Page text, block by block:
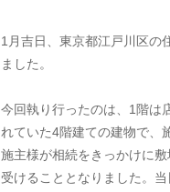
1月吉日、東京都江戸川区の
ました。
今回執り行ったのは、1階は
れていた4階建ての建物で、
施主様が相続をきっかけに
受けることとなりました。